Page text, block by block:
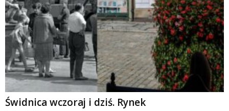
Świdnica wczoraj i dziś. Rynek